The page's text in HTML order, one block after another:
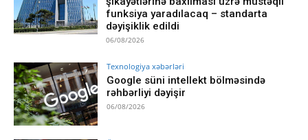
funksiya yaradılacaq – standarta
dəyişiklik edildi
06/08/2026
Texnologiya xəbərləri
Google süni intellekt bölməsində
rəhbərliyi dəyişir
06/08/2026